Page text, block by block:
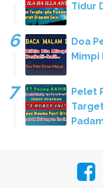
Tidur
Doa
Pelet